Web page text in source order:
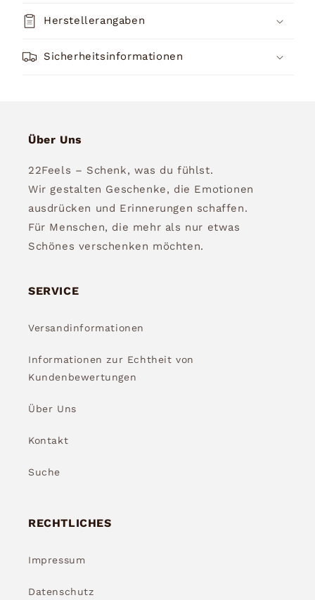
Herstellerangaben
Sicherheitsinformationen
Über Uns
22Feels – Schenk, was du fühlst.
Wir gestalten Geschenke, die Emotionen
ausdrücken und Erinnerungen schaffen.
Für Menschen, die mehr als nur etwas
Schönes verschenken möchten.
SERVICE
Versandinformationen
Informationen zur Echtheit von
Kundenbewertungen
Über Uns
Kontakt
Suche
RECHTLICHES
Impressum
Datenschutz